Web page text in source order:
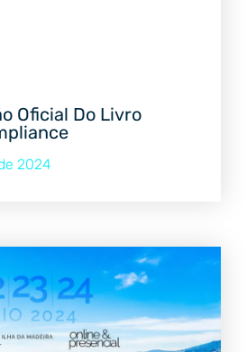
Oficial Do Livro
2024